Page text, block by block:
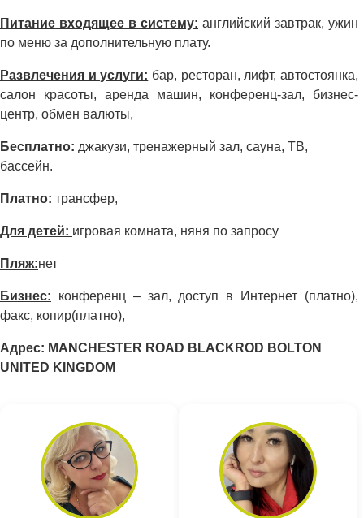
Питание входящее в систему: английский завтрак, ужин
по меню за дополнительную плату.
Развлечения и услуги: бар, ресторан, лифт, автостоянка,
салон красоты, аренда машин, конференц-зал, бизнес-
центр, обмен валюты,
Бесплатно: джакузи, тренажерный зал, сауна, ТВ,
бассейн.
Платно: трансфер,
Для детей: игровая комната, няня по запросу
Пляж:нет
Бизнес: конференц – зал, доступ в Интернет (платно),
факс, копир(платно),
Адрес: MANCHESTER ROAD BLACKROD BOLTON
UNITED KINGDOM